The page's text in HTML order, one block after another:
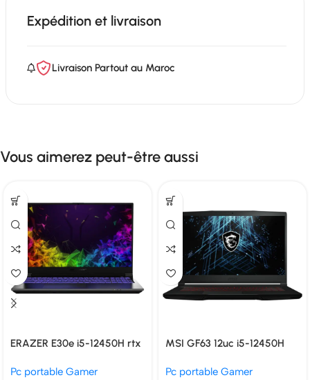
Expédition et livraison
Livraison Partout au Maroc
Vous aimerez peut-être aussi
ERAZER E30e i5-12450H rtx
Pc portable Gamer
MSI GF63 12uc i5-12450H
Pc portable Gamer